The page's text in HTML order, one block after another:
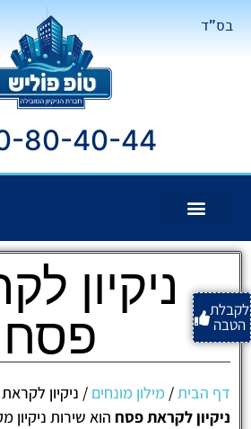
בס"ד
80-40-44
לקבלת
הטבה
ניקיון
פסח
דף הבית/ מילון מונחים / ניקיון
ניקיון לקראת פסח הוא שירות ניקיון